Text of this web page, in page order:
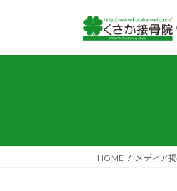
ン
ッ
ー
移
HOME メディア